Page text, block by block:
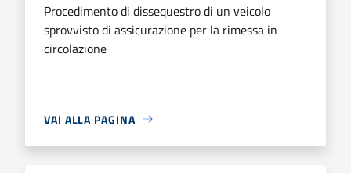
Procedimento di dissequestro di un veicolo
sprovvisto di assicurazione per la rimessa in
circolazione
VAI ALLA PAGINA